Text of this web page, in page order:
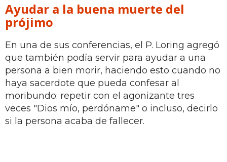
Ayudar a la buena muerte del
prójimo
En una de sus conferencias, el P. Loring agregó
que también podía servir para ayudar a una
persona a bien morir, haciendo esto cuando no
haya sacerdote que pueda confesar al
moribundo: repetir con el agonizante tres
veces "Dios mío, perdóname" o incluso, decirlo
si la persona acaba de fallecer.